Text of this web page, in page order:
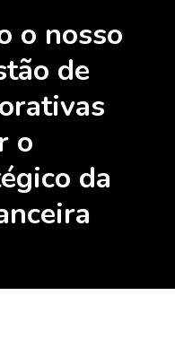
o nosso
de
o
da